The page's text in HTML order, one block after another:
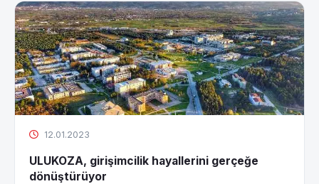
12.01.2023
ULUKOZA, girişimcilik hayallerini gerçeğe
dönüştürüyor